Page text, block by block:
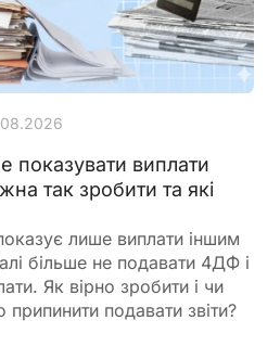
показувати виплати
так зробити та які
лише виплати іншим
більше не подавати 4ДФ і
Як вірно зробити і чи
подавати звіти?